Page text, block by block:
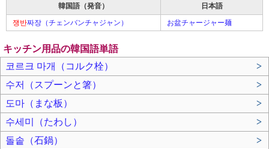
韓国語（発音）
日本語
쟁반짜장（チェンバンチャジャン） お盆チャージャー麺
キッチン用品の韓国語単語
코르크 마개（コルク栓）
>
수저（スプーンと箸）
>
도마（まな板）
>
수세미（たわし）
>
돌솥（石鍋）
>